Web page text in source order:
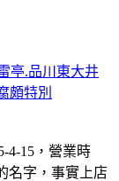
亭.品川東大井
頗特別
4-15，營業時
名字，事實上店